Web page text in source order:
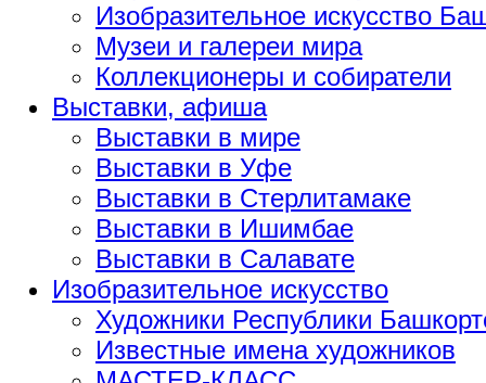
Изобразительное искусство
Музеи и галереи мира
Коллекционеры и собиратели
Выставки, афиша
Выставки в мире
Выставки в Уфе
Выставки в Стерлитамаке
Выставки в Ишимбае
Выставки в Салавате
Изобразительное искусство
Художники Республики
Известные имена художников